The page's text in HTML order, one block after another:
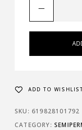
ADD TO
SKU: 619828101792
CATEGORY: